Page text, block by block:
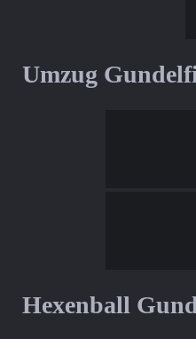
Umzug
Hexenball